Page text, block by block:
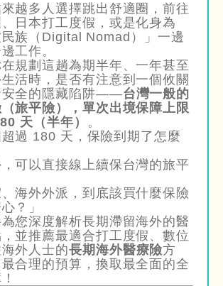
越多人選擇跳出舒適圈，前往
日本打工度假，或是化身為
民族（Digital Nomad）」一邊
工作。
規劃這趟為期半年、一年甚至
活時，是否有注意到一個攸關
安全的隱藏陷阱——台灣一般的
旅平險），單次出境保障上限
天（半年）
。
超過 180 天，保險到期了怎麼
，可以直接線上續保台灣的旅平
、海外外派，到底該買什麼保險
？」
您深度解析長期滯留海外的醫
並推薦最適合打工度假、數位
外人士的長期海外醫療險方
合理的預算，換取最全面的全